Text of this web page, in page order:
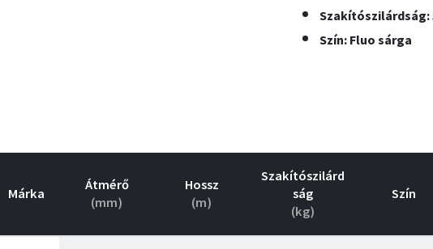
Szakítószilárdság:
Szín: Fluo sárga
Márka
Átmérő
(mm)
Hossz
(m)
Szakítószilárd
ság
(kg)
Szín